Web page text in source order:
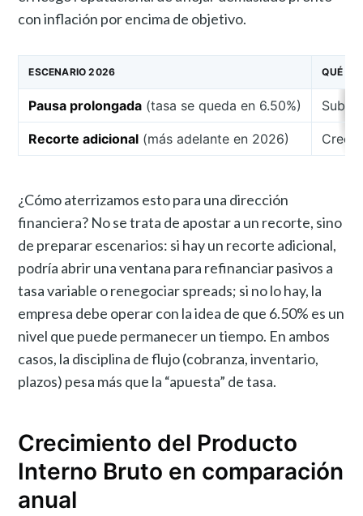
con inflación por encima de objetivo.
ESCENARIO 2026 QUÉ LO
Pausa prolongada (tasa se queda en 6.50%)
Recorte adicional (más adelante en 2026)
¿Cómo aterrizamos esto para una dirección
financiera? No se trata de apostar a un recorte, sino
de preparar escenarios: si hay un recorte adicional,
podría abrir una ventana para refinanciar pasivos a
tasa variable o renegociar spreads; si no lo hay, la
empresa debe operar con la idea de que 6.50% es un
nivel que puede permanecer un tiempo. En ambos
casos, la disciplina de flujo (cobranza, inventario,
plazos) pesa más que la “apuesta” de tasa.
Crecimiento del Producto
Interno Bruto en comparación
anual